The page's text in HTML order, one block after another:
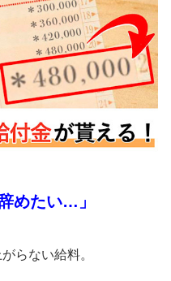
めたい…」
らない給料。